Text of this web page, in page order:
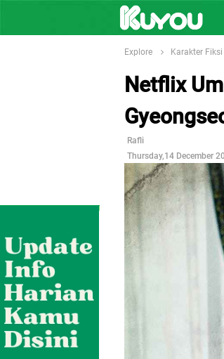
Explore Karakter Fiksi
Netflix
Rafli
Thursday,14 December